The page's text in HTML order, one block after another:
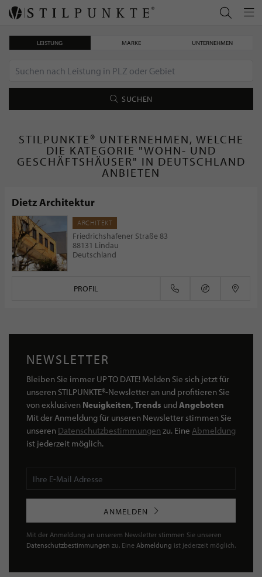
LEISTUNG MARKE UNTERNEHMEN
SUCHEN
STILPUNKTE® UNTERNEHMEN, WELCHE
DIE KATEGORIE "WOHN- UND
GESCHÄFTSHÄUSER" IN DEUTSCHLAND
ANBIETEN
Dietz Architektur
ARCHITEKT
Friedrichshafener Straße 83
88131 Lindau
Deutschland
PROFIL
NEWSLETTER
Bleiben Sie immer UP TO DATE! Melden Sie sich jetzt für
unseren STILPUNKTE®-Newsletter an und profitieren Sie
von exklusiven Neuigkeiten, Trends undAngeboten
Mit der Anmeldung für unseren Newsletter stimmen Sie
unseren Datenschutzbestimmungen zu. Eine Abmeldung
ist jederzeit möglich.
ANMELDEN
Mit der Anmeldung an unserem Newsletter stimmen Sie unseren
Datenschutzbestimmungen zu. Eine Abmeldung ist jederzeit möglich.